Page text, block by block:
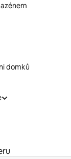
domků